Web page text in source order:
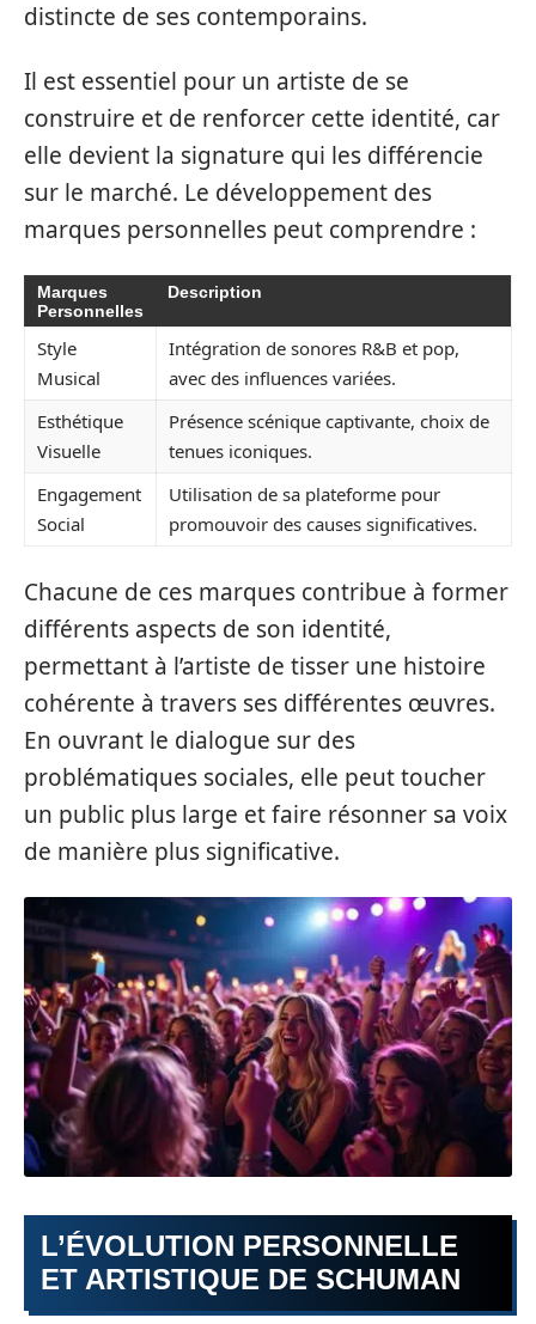
distincte de ses contemporains.
Il est essentiel pour un artiste de se
construire et de renforcer cette identité, car
elle devient la signature qui les différencie
sur le marché. Le développement des
marques personnelles peut comprendre :
Marques
Personnelles
Description
Style
Musical
Intégration de sonores R&B et pop,
avec des influences variées.
Esthétique
Visuelle
Présence scénique captivante, choix de
tenues iconiques.
Engagement
Social
Utilisation de sa plateforme pour
promouvoir des causes significatives.
Chacune de ces marques contribue à former
différents aspects de son identité,
permettant à l’artiste de tisser une histoire
cohérente à travers ses différentes œuvres.
En ouvrant le dialogue sur des
problématiques sociales, elle peut toucher
un public plus large et faire résonner sa voix
de manière plus significative.
L’ÉVOLUTION PERSONNELLE
ET ARTISTIQUE DE SCHUMAN